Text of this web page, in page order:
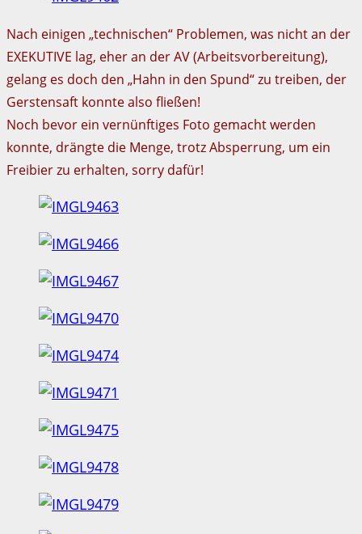
Nach einigen „technischen“ Problemen, was nicht an der
EXEKUTIVE lag, eher an der AV (Arbeitsvorbereitung),
gelang es doch den „Hahn in den Spund“ zu treiben, der
Gerstensaft konnte also fließen!
Noch bevor ein vernünftiges Foto gemacht werden
konnte, drängte die Menge, trotz Absperrung, um ein
Freibier zu erhalten, sorry dafür!